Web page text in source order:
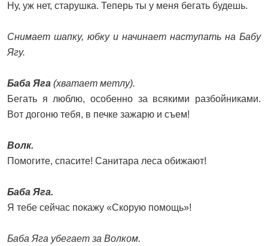
Ну, уж нет, старушка. Теперь ты у меня бегать будешь.
Снимает шапку, юбку и начинает наступать на Бабу
Ягу.
Баба Яга (хватает метлу).
Бегать я люблю, особенно за всякими разбойниками.
Вот догоню тебя, в печке зажарю и съем!
Волк.
Помогите, спасите! Санитара леса обижают!
Баба Яга.
Я тебе сейчас покажу «Скорую помощь»!
Баба Яга убегает за Волком.